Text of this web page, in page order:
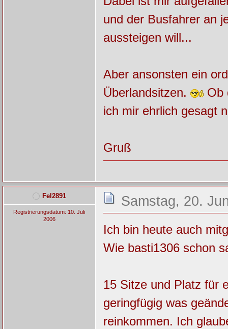
und der Busfahrer an
aussteigen will...
Aber ansonsten ein
Überlandsitzen.
Ob
ich mir ehrlich gesagt
Gruß
Fel2891
Registrierungsdatum: 10. Juli
2006
Samstag, 20.
Ich bin heute auch
Wie basti1306 schon
15 Sitze und Platz für
geringfügig was
reinkommen. Ich